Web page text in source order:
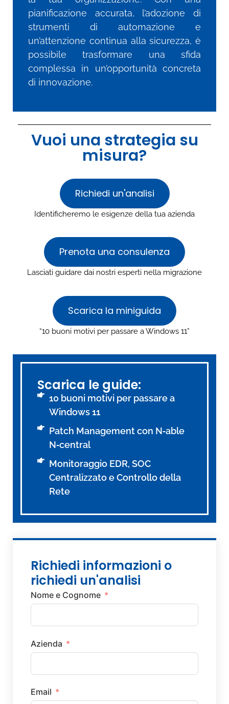
pianificazione accurata, l’adozione di
strumenti di automazione e
un’attenzione continua alla sicurezza, è
possibile trasformare una sfida
complessa in un’opportunità concreta
di innovazione.
Vuoi una strategia su
misura?
Richiedi un'analisi
Identificheremo le esigenze della tua azienda
Prenota una consulenza
Lasciati guidare dai nostri esperti nella migrazione
Scarica la miniguida
“10 buoni motivi per passare a Windows 11”
Scarica le guide:
10 buoni motivi per passare a
Windows 11
Patch Management con N‑able
N‑central
Monitoraggio EDR, SOC
Centralizzato e Controllo della
Rete
Richiedi informazioni o
richiedi un'analisi
Nome e Cognome
Azienda
Email